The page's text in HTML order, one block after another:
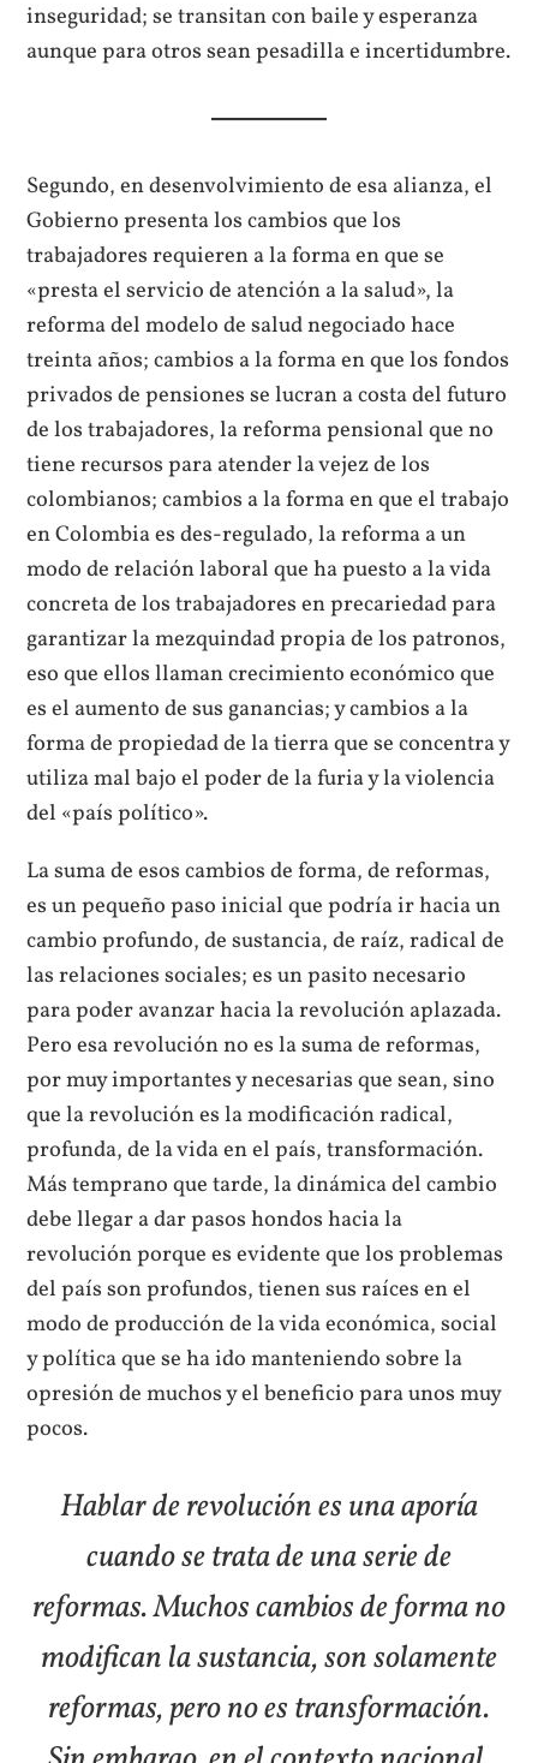
inseguridad; se transitan con baile y esperanza
aunque para otros sean pesadilla e incertidumbre.
Segundo, en desenvolvimiento de esa alianza, el
Gobierno presenta los cambios que los
trabajadores requieren a la forma en que se
«presta el servicio de atención a la salud», la
reforma del modelo de salud negociado hace
treinta años; cambios a la forma en que los fondos
privados de pensiones se lucran a costa del futuro
de los trabajadores, la reforma pensional que no
tiene recursos para atender la vejez de los
colombianos; cambios a la forma en que el trabajo
en Colombia es des-regulado, la reforma a un
modo de relación laboral que ha puesto a la vida
concreta de los trabajadores en precariedad para
garantizar la mezquindad propia de los patronos,
eso que ellos llaman crecimiento económico que
es el aumento de sus ganancias; y cambios a la
forma de propiedad de la tierra que se concentra y
utiliza mal bajo el poder de la furia y la violencia
del «país político».
La suma de esos cambios de forma, de reformas,
es un pequeño paso inicial que podría ir hacia un
cambio profundo, de sustancia, de raíz, radical de
las relaciones sociales; es un pasito necesario
para poder avanzar hacia la revolución aplazada.
Pero esa revolución no es la suma de reformas,
por muy importantes y necesarias que sean, sino
que la revolución es la modificación radical,
profunda, de la vida en el país, transformación.
Más temprano que tarde, la dinámica del cambio
debe llegar a dar pasos hondos hacia la
revolución porque es evidente que los problemas
del país son profundos, tienen sus raíces en el
modo de producción de la vida económica, social
y política que se ha ido manteniendo sobre la
opresión de muchos y el beneficio para unos muy
pocos.
Hablar de revolución es una aporía
cuando se trata de una serie de
reformas. Muchos cambios de forma no
modifican la sustancia, son solamente
reformas, pero no es transformación.